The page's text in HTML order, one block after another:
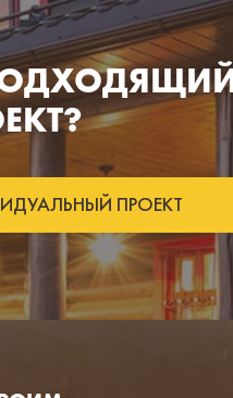
ПРОЕКТ